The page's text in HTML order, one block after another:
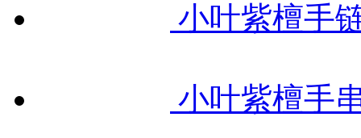
小叶紫檀手
小叶紫檀手